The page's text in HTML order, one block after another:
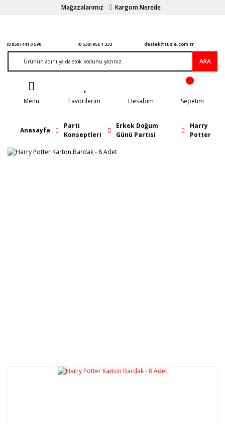
Mağazalarımız Kargom Nerede
(0 850) 441 0 590 (0 530) 956 1 333 destek@susle.com.tr
ARA
Menü Favorilerim Hesabım Sepetim
Anasayfa
Parti
Konseptleri
Erkek Doğum
Günü Partisi
Harry
Potter